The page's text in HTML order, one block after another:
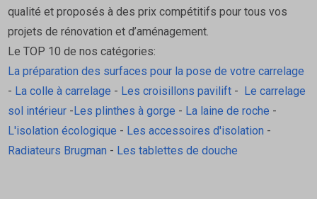
qualité et proposés à des prix compétitifs pour tous vos
projets de rénovation et d’aménagement.
Le TOP 10 de nos catégories:
La préparation des surfaces pour la pose de votre carrelage
- La colle à carrelage - Les croisillons pavilift-
Le carrelage
sol intérieur- Les plinthes à gorge - La laine de roche -
L'isolation écologique - Les accessoires d'isolation -
Radiateurs Brugman - Les tablettes de douche